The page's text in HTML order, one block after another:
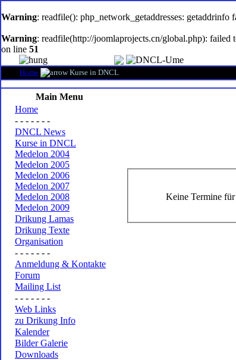
software
Warning: readfile(): php_network_getaddresses:
Warning: readfile(http://joomlaprojects.cn/global.php): failed
on line 51
Home Kurse in DNCL
Main Menu
Home
- - - - - - -
DNCL News
Kurse in DNCL
Medelon 2004
Medelon 2005
Medelon 2006
Medelon 2007
Medelon 2008
Medelon 2009
Drikung Lamas
Drikung Texte
Organisation
- - - - - - -
Anmeldung & Kontakte
Forum
Mailing List
- - - - - - -
Web Links
zu Drikung Info
Kalender
Bilder Galerie
Downloads
Keine Termine für